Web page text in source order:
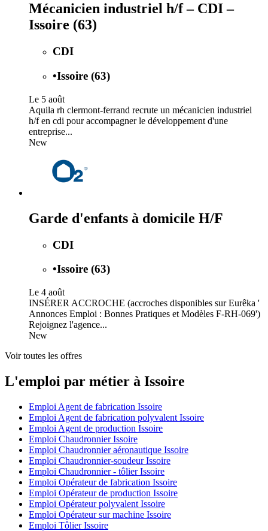
Mécanicien industriel h/f – CDI –
Issoire (63)
CDI
•Issoire (63)
Le 5 août
Aquila rh clermont-ferrand recrute un mécanicien industriel
h/f en cdi pour accompagner le développement d'une
entreprise...
New
Garde d'enfants à domicile H/F
CDI
•Issoire (63)
Le 4 août
INSÉRER ACCROCHE (accroches disponibles sur Eurêka '
Annonces Emploi : Bonnes Pratiques et Modèles F-RH-069')
Rejoignez l'agence...
New
Voir toutes les offres
L'emploi par métier à Issoire
Emploi Agent de fabrication Issoire
Emploi Agent de fabrication polyvalent Issoire
Emploi Agent de production Issoire
Emploi Chaudronnier Issoire
Emploi Chaudronnier aéronautique Issoire
Emploi Chaudronnier-soudeur Issoire
Emploi Chaudronnier - tôlier Issoire
Emploi Opérateur de fabrication Issoire
Emploi Opérateur de production Issoire
Emploi Opérateur polyvalent Issoire
Emploi Opérateur sur machine Issoire
Emploi Tôlier Issoire